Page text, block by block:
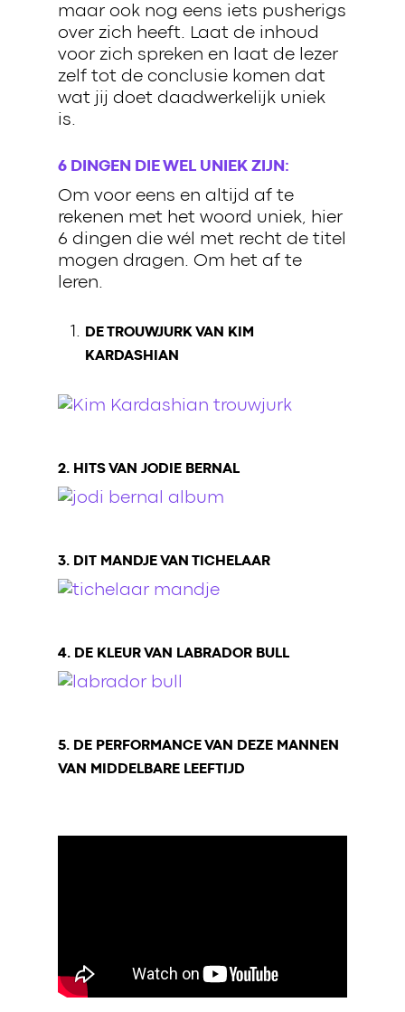
maar ook nog eens iets pusherigs
over zich heeft. Laat de inhoud
voor zich spreken en laat de lezer
zelf tot de conclusie komen dat
wat jij doet daadwerkelijk uniek
is.
6 DINGEN DIE WEL UNIEK ZIJN:
Om voor eens en altijd af te
rekenen met het woord uniek, hier
6 dingen die wél met recht de titel
mogen dragen. Om het af te
leren.
DE TROUWJURK VAN KIM
KARDASHIAN
2. HITS VAN JODIE BERNAL
3. DIT MANDJE VAN TICHELAAR
4. DE KLEUR VAN LABRADOR BULL
5. DE PERFORMANCE VAN DEZE MANNEN
VAN MIDDELBARE LEEFTIJD